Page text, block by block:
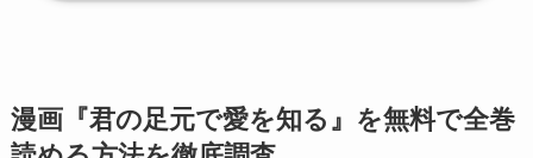
漫画『君の足元で愛を知る』を無料で全巻